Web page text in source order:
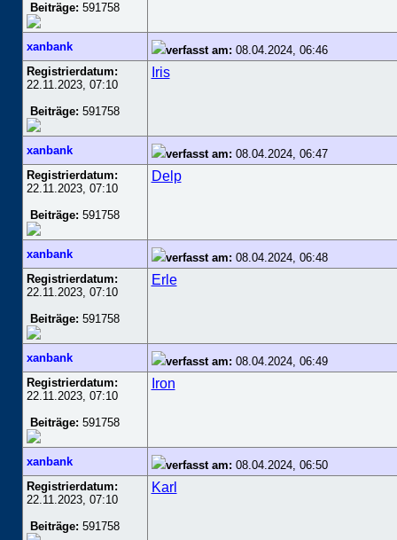
Beiträge: 591758
xanbank verfasst am: 08.04.2024, 06:46
Registrierdatum:
22.11.2023, 07:10
Beiträge: 591758
Iris
xanbank verfasst am: 08.04.2024, 06:47
Registrierdatum:
22.11.2023, 07:10
Beiträge: 591758
Delp
xanbank verfasst am: 08.04.2024, 06:48
Registrierdatum:
22.11.2023, 07:10
Beiträge: 591758
Erle
xanbank verfasst am: 08.04.2024, 06:49
Registrierdatum:
22.11.2023, 07:10
Beiträge: 591758
Iron
xanbank verfasst am: 08.04.2024, 06:50
Registrierdatum:
22.11.2023, 07:10
Beiträge: 591758
Karl